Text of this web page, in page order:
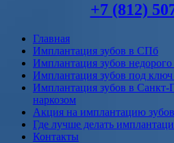
+7 (812)
Главная
Имплантация зубов в СПб
Имплантация зубов
Имплантация зубов под
Имплантация зубов в Санкт-
наркозом
Акция на имплантацию
Где лучше делать
Контакты